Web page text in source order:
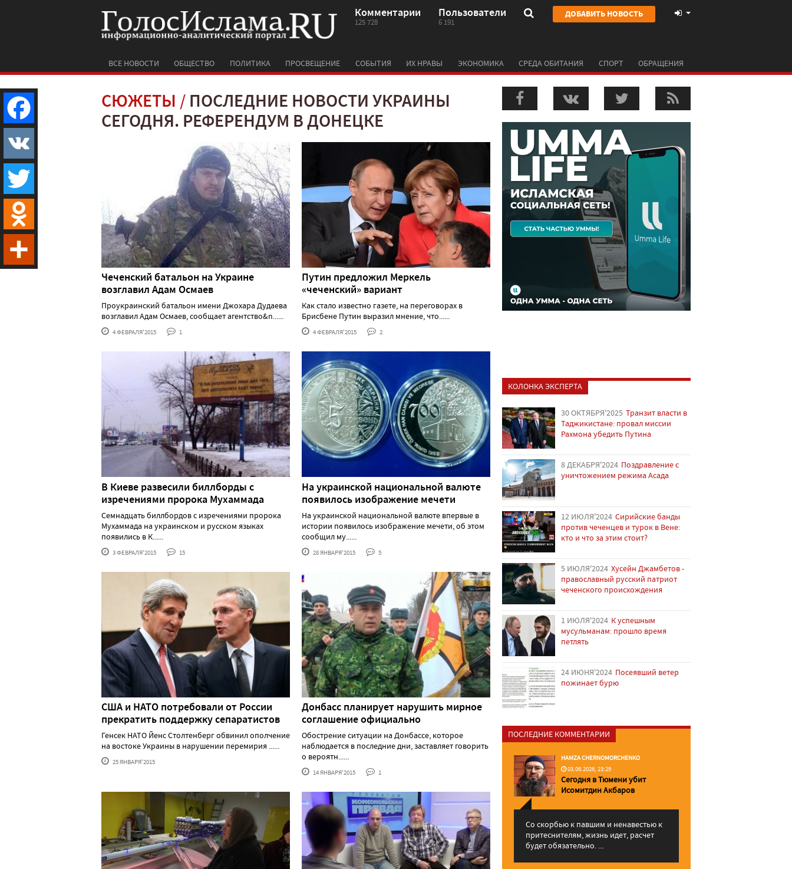
Комментарии
125 728
Пользователи
6 191
ДОБАВИТЬ НОВОСТЬ
ВСЕ НОВОСТИ ОБЩЕСТВО ПОЛИТИКА ПРОСВЕЩЕНИЕ СОБЫТИЯ ИХ НРАВЫ ЭКОНОМИКА СРЕДА ОБИТАНИЯ СПОРТ ОБРАЩЕНИЯ
СЮЖЕТЫ
ПОСЛЕДНИЕ НОВОСТИ УКРАИНЫ
СЕГОДНЯ. РЕФЕРЕНДУМ В ДОНЕЦКЕ
Чеченский батальон на Украине
возглавил Адам Осмаев
Проукраинский батальон имени Джохара Дудаева
возглавил Адам Осмаев, сообщает агентство&n......
4 ФЕВРАЛЯ'2015 1
Путин предложил Меркель
«чеченский» вариант
Как стало известно газете, на переговорах в
Брисбене Путин выразил мнение, что......
4 ФЕВРАЛЯ'2015 2
В Киеве развесили биллборды с
изречениями пророка Мухаммада
Семнадцать биллбордов с изречениями пророка
Мухаммада на украинском и русском языках
появились в К......
3 ФЕВРАЛЯ'2015 15
На украинской национальной валюте
появилось изображение мечети
На украинской национальной валюте впервые в
истории появилось изображение мечети, об этом
сообщил му......
28 ЯНВАРЯ'2015 5
США и НАТО потребовали от России
прекратить поддержку сепаратистов
Генсек НАТО Йенс Столтенберг обвинил ополчение
на востоке Украины в нарушении перемирия ......
25 ЯНВАРЯ'2015
Донбасс планирует нарушить мирное
соглашение официально
Обострение ситуации на Донбассе, которое
наблюдается в последние дни, заставляет говорить
о вероятн......
14 ЯНВАРЯ'2015 1
КОЛОНКА ЭКСПЕРТА
30 ОКТЯБРЯ'2025 Транзит власти в
Таджикистане: провал миссии
Рахмона убедить Путина
8 ДЕКАБРЯ'2024 Поздравление с
уничтожением режима Асада
12 ИЮЛЯ'2024 Сирийские банды
против чеченцев и турок в Вене:
кто и что за этим стоит?
5 ИЮЛЯ'2024 Хусейн Джамбетов -
православный русский патриот
чеченского происхождения
1 ИЮЛЯ'2024 К успешным
мусульманам: прошло время
петлять
24 ИЮНЯ'2024 Посеявший ветер
пожинает бурю
ПОСЛЕДНИЕ КОММЕНТАРИИ
HAMZA CHERNOMORCHENKO
03.06.2026, 23:29
Сегодня в Тюмени убит
Исомитдин Акбаров
Со скорбью к павшим и ненавестью к
притеснителям, жизнь идет, расчет
будет обязательно. ...
Facebook
VK
Twitter
Odnoklassniki